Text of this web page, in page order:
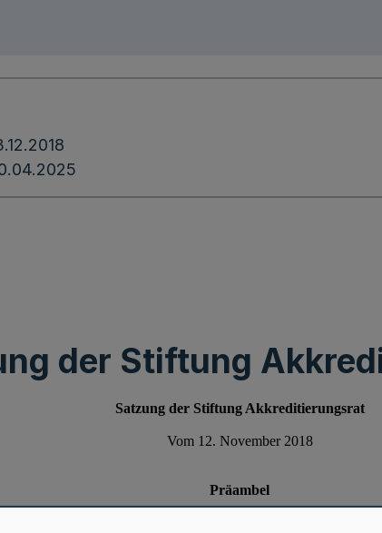
der Stiftung